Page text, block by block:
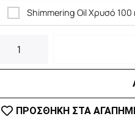
Shimmering Oil Χρυσό 100
ΠΡΟΣΘΗΚΗ ΣΤΑ